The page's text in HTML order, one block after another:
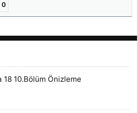
0
18 10.Bölüm Önizleme